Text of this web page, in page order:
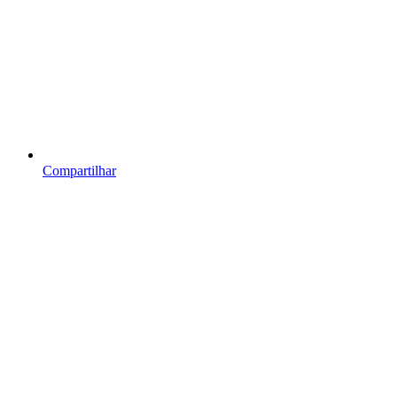
Compartilhar